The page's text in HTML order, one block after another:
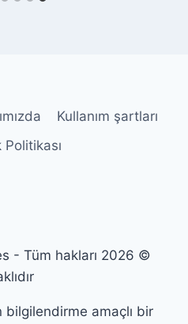
Kullanım şartları
Politikası
- Tüm hakları
amaçlı bir